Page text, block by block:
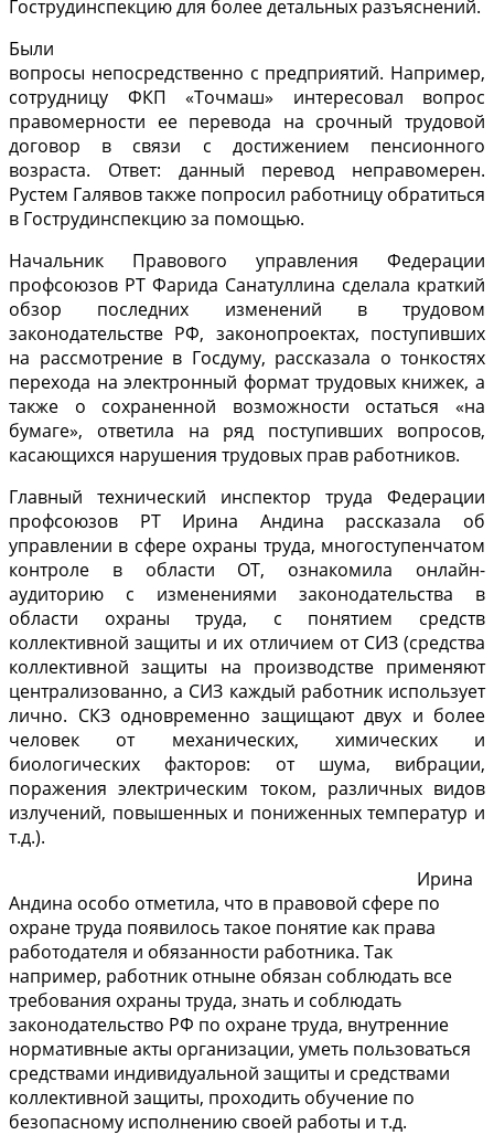
Гострудинспекцию для более детальных разъяснений.
Были
вопросы непосредственно с предприятий. Например,
сотрудницу ФКП «Точмаш» интересовал вопрос
правомерности ее перевода на срочный трудовой
договор в связи с достижением пенсионного
возраста. Ответ: данный перевод неправомерен.
Рустем Галявов также попросил работницу обратиться
в Гострудинспекцию за помощью.
Начальник Правового управления Федерации
профсоюзов РТ Фарида Санатуллина сделала краткий
обзор последних изменений в трудовом
законодательстве РФ, законопроектах, поступивших
на рассмотрение в Госдуму, рассказала о тонкостях
перехода на электронный формат трудовых книжек, а
также о сохраненной возможности остаться «на
бумаге», ответила на ряд поступивших вопросов,
касающихся нарушения трудовых прав работников.
Главный технический инспектор труда Федерации
профсоюзов РТ Ирина Андина рассказала об
управлении в сфере охраны труда, многоступенчатом
контроле в области ОТ, ознакомила онлайн-
аудиторию с изменениями законодательства в
области охраны труда, с понятием средств
коллективной защиты и их отличием от СИЗ (средства
коллективной защиты на производстве применяют
централизованно, а СИЗ каждый работник использует
лично. СКЗ одновременно защищают двух и более
человек от механических, химических и
биологических факторов: от шума, вибрации,
поражения электрическим током, различных видов
излучений, повышенных и пониженных температур и
т.д.).
Ирина
Андина особо отметила, что в правовой сфере по
охране труда появилось такое понятие как права
работодателя и обязанности работника. Так
например, работник отныне обязан соблюдать все
требования охраны труда, знать и соблюдать
законодательство РФ по охране труда, внутренние
нормативные акты организации, уметь пользоваться
средствами индивидуальной защиты и средствами
коллективной защиты, проходить обучение по
безопасному исполнению своей работы и т.д.